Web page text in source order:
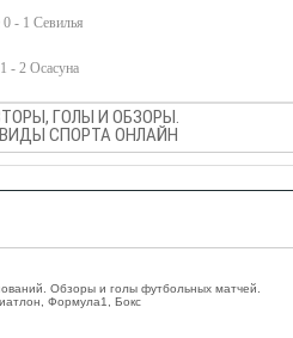
0 - 1 Севилья
- 2 Осасуна
ГОЛЫ И ОБЗОРЫ.
ВИДЫ СПОРТА ОНЛАЙН
Обзоры и голы футбольных матчей.
Формула1, Бокс